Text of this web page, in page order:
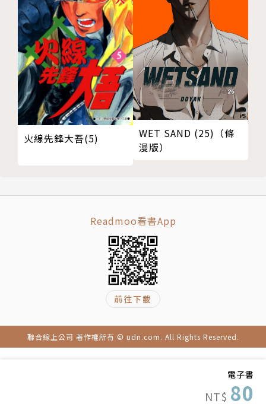
電子書
NT$ 80
火線先鋒大吾(5)
WET SAND (25)（條
漫版）
Readmoo看書App
前往下載
聯合線上公司 著作權所有 © udn.com. All Rights Reserved.